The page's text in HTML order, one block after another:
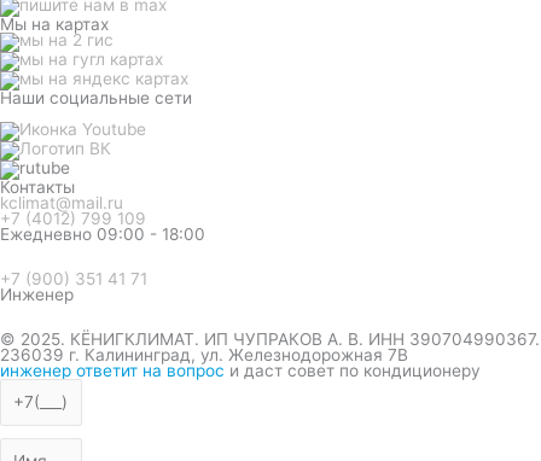
Мы на картах
Наши социальные сети
Контакты
kclimat@mail.ru
+7 (4012) 799 109
Ежедневно 09:00 - 18:00
+7 (900) 351 41 71
Инженер
© 2025. КЁНИГКЛИМАТ. ИП ЧУПРАКОВ А. В. ИНН 390704990367.
236039 г. Калининград, ул. Железнодорожная 7В
инженер ответит на вопрос и даст совет по кондиционеру